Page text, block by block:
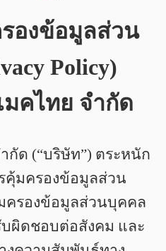
องข้อมูลส่วน
Policy)
คไทย จำกัด
กัด (“บริษัท”) ตระหนัก
คุ้มครองข้อมูลส่วน
ครองข้อมูลส่วนบุคคล
ผิดชอบต่อสังคม และ